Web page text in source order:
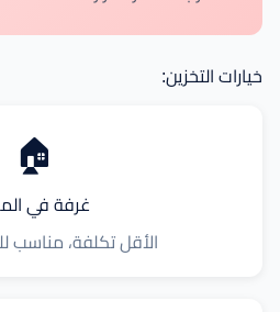
خيارات التخزين:
🏠
غرفة في
الأقل تكلفة، مناسب